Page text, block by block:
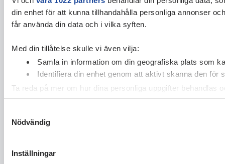
din enhet för att kunna tillhandahålla personliga annonser
får använda din data och i vilka syften.
Med din tillåtelse skulle vi även vilja:
Samla in information om din geografiska plats som
Identifiera din enhet genom att aktivt skanna den för
Ta reda på mer om hur dina personliga uppgifter behandlas
cookie-förklaringen.
Vi använder enhetsidentifierare för att anpassa innehållet
Nödvändig
Inställningar